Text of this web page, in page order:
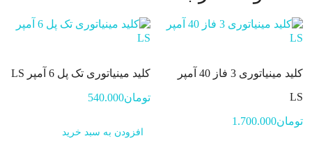
کلید مینیاتوری 3 فاز 40 آمپر
LS
تومان1.700.000
کلید مینیاتوری تک پل 6 آمپر LS
تومان540.000
افزودن به سبد خرید